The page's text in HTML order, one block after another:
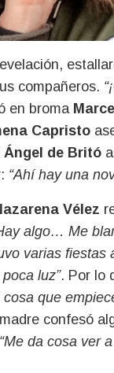
compañeros.
en broma
Capristo
Ángel de Britó
“Ahí hay una
Vélez
algo… Me
varias fiestas
luz”. Por lo
cosa que
confesó
“Me da cosa ver